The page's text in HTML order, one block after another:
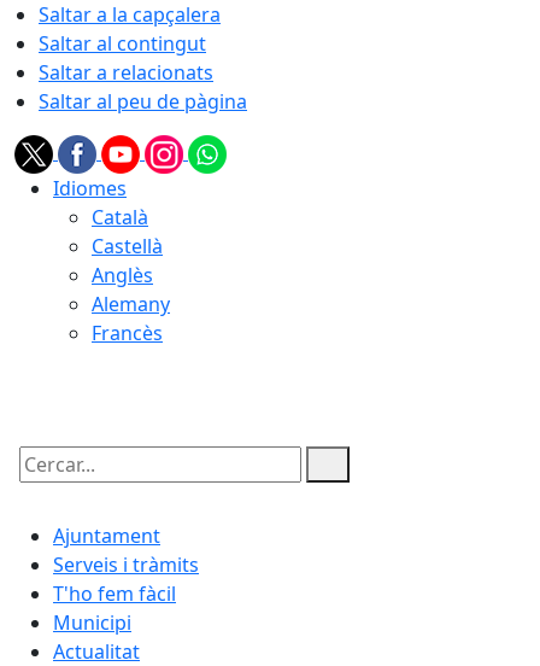
Saltar a la capçalera
Saltar al contingut
Saltar a relacionats
Saltar al peu de pàgina
Idiomes
Català
Castellà
Anglès
Alemany
Francès
Cercar:
Ajuntament
Serveis i tràmits
T'ho fem fàcil
Municipi
Actualitat